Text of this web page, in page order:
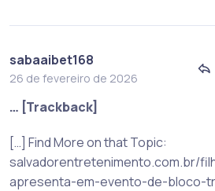
sabaaibet168
26 de fevereiro de 2026
… [Trackback]
[…] Find More on that Topic:
salvadorentretenimento.com.br/
apresenta-em-evento-de-bloco-